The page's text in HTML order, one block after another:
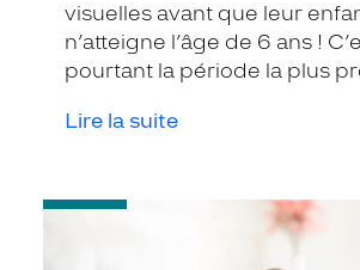
visuelles avant que leur
n’atteigne l’âge de 6 ans !
pourtant la période la plus
est précoce, plus les chances
Lire la suite
-